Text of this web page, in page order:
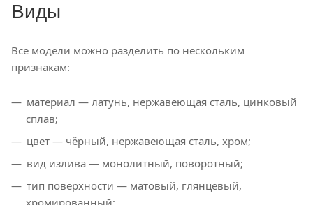
Виды
Все модели можно разделить по нескольким
признакам:
материал — латунь, нержавеющая сталь, цинковый
сплав;
цвет — чёрный, нержавеющая сталь, хром;
вид излива — монолитный, поворотный;
тип поверхности — матовый, глянцевый,